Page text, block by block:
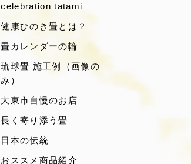
celebration tatami
健康ひのき畳とは？
畳カレンダーの輪
琉球畳 施工例（画像の
み）
大東市自慢のお店
長く寄り添う畳
日本の伝統
おススメ商品紹介